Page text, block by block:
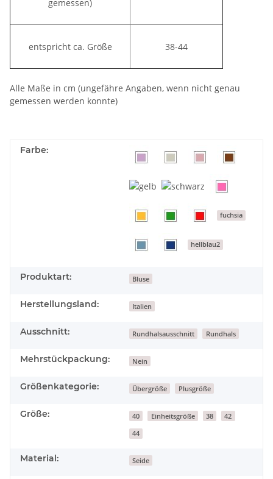
gemessen)
entspricht ca. Größe 38-44
Alle Maße in cm (ungefähre Angaben, wenn nicht genau
gemessen werden konnte)
Farbe:
fuchsia
hellblau2
Produktart: Bluse
Herstellungsland: Italien
Ausschnitt: Rundhalsausschnitt Rundhals
Mehrstückpackung: Nein
Größenkategorie: Übergröße Plusgröße
Größe: 40 Einheitsgröße 38 42
44
Material: Seide